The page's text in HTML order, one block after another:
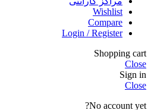
Wishlist
Compare
Login / Register
Shopping cart
Close
Sign in
Close
No account yet?